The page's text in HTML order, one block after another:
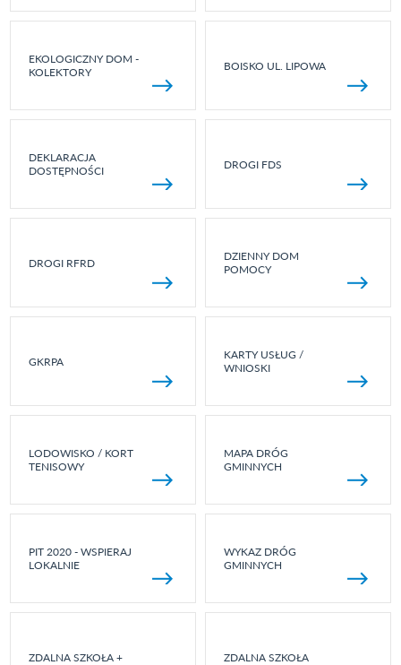
EKOLOGICZNY DOM -
KOLEKTORY
BOISKO UL. LIPOWA
DEKLARACJA
DOSTĘPNOŚCI
DROGI FDS
DROGI RFRD
DZIENNY DOM
POMOCY
GKRPA
KARTY USŁUG /
WNIOSKI
LODOWISKO / KORT
TENISOWY
MAPA DRÓG
GMINNYCH
PIT 2020 - WSPIERAJ
LOKALNIE
WYKAZ DRÓG
GMINNYCH
ZDALNA SZKOŁA + ZDALNA SZKOŁA